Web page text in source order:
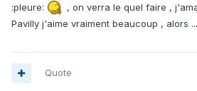
:pleure:
, on verra le quel faire ,
Pavilly j'aime vraiment beaucoup , alors
Quote